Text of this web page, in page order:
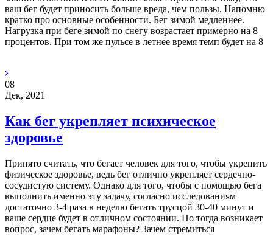
ваш бег будет приносить больше вреда, чем пользы. Напомню
кратко про основные особенности. Бег зимой медленнее.
Нагрузка при беге зимой по снегу возрастает примерно на 8
процентов. При том же пульсе в летнее время темп будет на 8
08
Дек, 2021
Как бег укрепляет психическое
здоровье
Принято считать, что бегает человек для того, чтобы укрепить
физическое здоровье, ведь бег отлично укрепляет сердечно-
сосудистую систему. Однако для того, чтобы с помощью бега
выполнить именно эту задачу, согласно исследованиям
достаточно 3-4 раза в неделю бегать трусцой 30-40 минут и
ваше сердце будет в отличном состоянии. Но тогда возникает
вопрос, зачем бегать марафоны? Зачем стремиться